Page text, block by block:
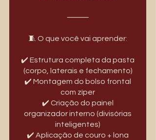
⸻
🧵 O que você vai aprender:
✔️ Estrutura completa da pasta
(corpo, laterais e fechamento)
✔️ Montagem do bolso frontal
com zíper
✔️ Criação do painel
organizador interno (divisórias
inteligentes)
✔️ Aplicação de couro + lona